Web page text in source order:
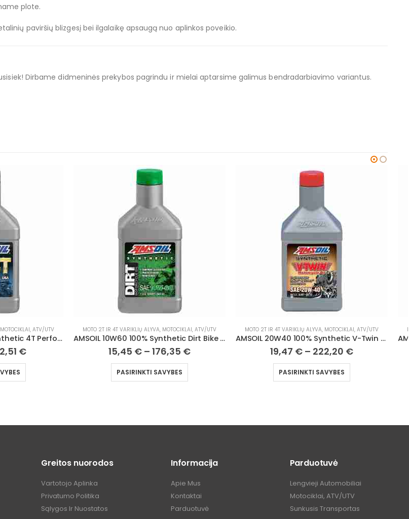
plote.
paviršių blizgesį bei ilgalaikę apsaugą nuo aplinkos poveikio.
Dirbame didmeninės prekybos pagrindu ir mielai aptarsime galimus bendradarbiavimo variantus.
MOTOCIKLAI, ATV/UTV
AMSOIL 10W60 100% Synthetic Dirt Bike Oil
€
MOTO 2T IR 4T VARIKLIŲ ALYVA, MOTOCIKLAI, ATV/UTV
AMSOIL 20W40 100% Synthetic V-Twin Motorcycle Oil
19,47 € – 222,20 €
PASIRINKTI SAVYBES
MOTO 2T IR 4T VARIKLIŲ ALYVA, MOTOCIKLAI, ATV/UTV
AMSOIL SAE 60 100% Synthetic V-Twin Motorcycle Oil
19,47 € – 233,40 €
PASIRINKTI SAVYBES
Greitos nuorodos
Vartotojo Aplinka
Privatumo Politika
Sąlygos Ir Nuostatos
Informacija
Apie Mus
Kontaktai
Parduotuvė
Parduotuvė
Lengvieji Automobiliai
Motociklai, ATV/UTV
Sunkusis Transportas